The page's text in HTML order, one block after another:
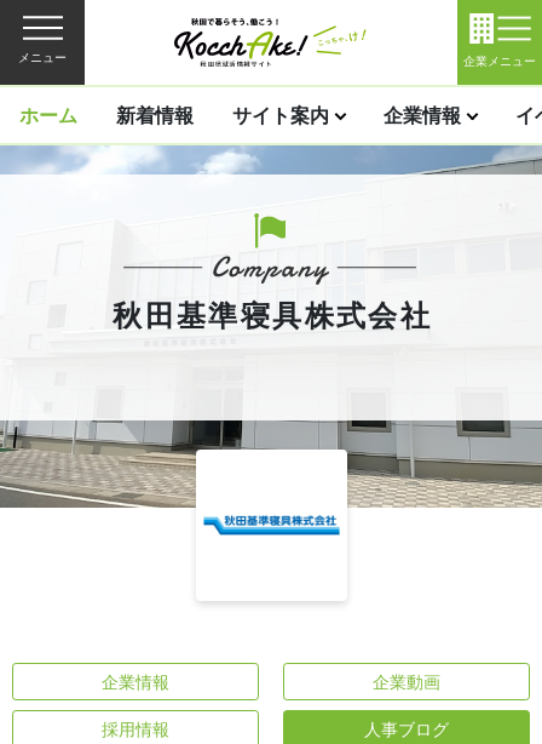
メニュー 企業メニュー
ホーム 新着情報 サイト案内 企業情報 イ
秋田基準寝具株式会社
企業情報 企業動画
採用情報 人事ブログ